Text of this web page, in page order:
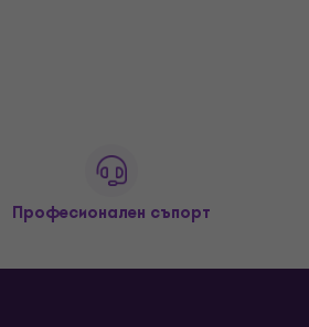
Професионален съпорт